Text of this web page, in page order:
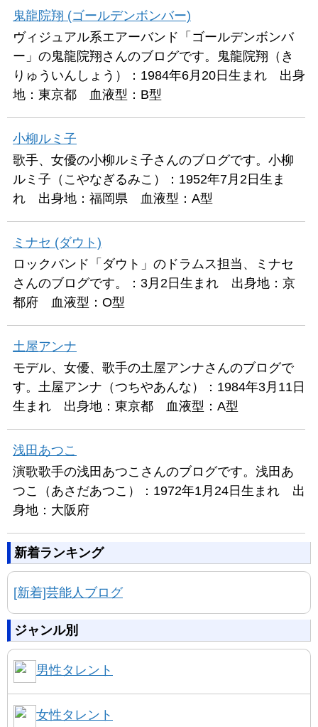
鬼龍院翔 (ゴールデンボンバー)
ヴィジュアル系エアーバンド「ゴールデンボンバ
ー」の鬼龍院翔さんのブログです。鬼龍院翔（き
りゅういんしょう）：1984年6月20日生まれ 出身
地：東京都 血液型：B型
小柳ルミ子
歌手、女優の小柳ルミ子さんのブログです。小柳
ルミ子（こやなぎるみこ）：1952年7月2日生ま
れ 出身地：福岡県 血液型：A型
ミナセ (ダウト)
ロックバンド「ダウト」のドラムス担当、ミナセ
さんのブログです。：3月2日生まれ 出身地：京
都府 血液型：O型
土屋アンナ
モデル、女優、歌手の土屋アンナさんのブログで
す。土屋アンナ（つちやあんな）：1984年3月11日
生まれ 出身地：東京都 血液型：A型
浅田あつこ
演歌歌手の浅田あつこさんのブログです。浅田あ
つこ（あさだあつこ）：1972年1月24日生まれ 出
身地：大阪府
新着ランキング
[新着]芸能人ブログ
ジャンル別
男性タレント
女性タレント